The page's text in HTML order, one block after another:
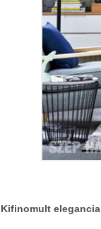
Kifinomult elegancia